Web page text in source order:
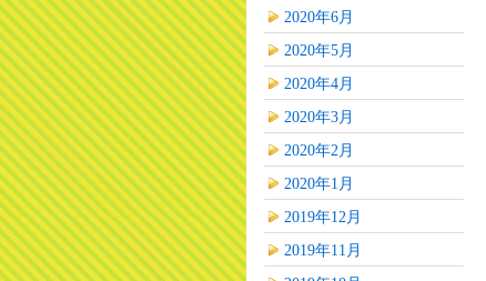
2020年6月
2020年5月
2020年4月
2020年3月
2020年2月
2020年1月
2019年12月
2019年11月